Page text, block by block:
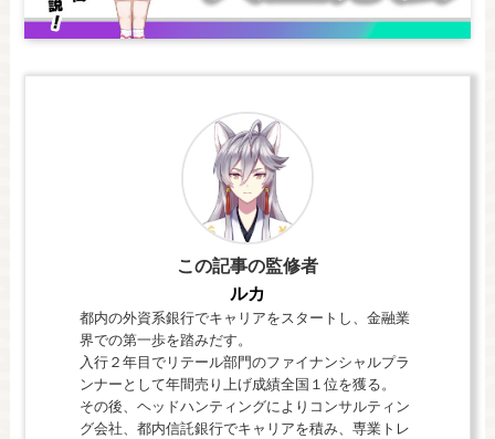
この記事の監修者
ルカ
都内の外資系銀行でキャリアをスタートし、金融業
界での第一歩を踏みだす。
入行２年目でリテール部門のファイナンシャルプラ
ンナーとして年間売り上げ成績全国１位を獲る。
その後、ヘッドハンティングによりコンサルティン
グ会社、都内信託銀行でキャリアを積み、専業トレ